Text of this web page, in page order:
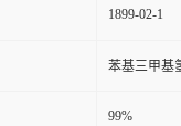
1899-02-1
苯基三甲基
99%